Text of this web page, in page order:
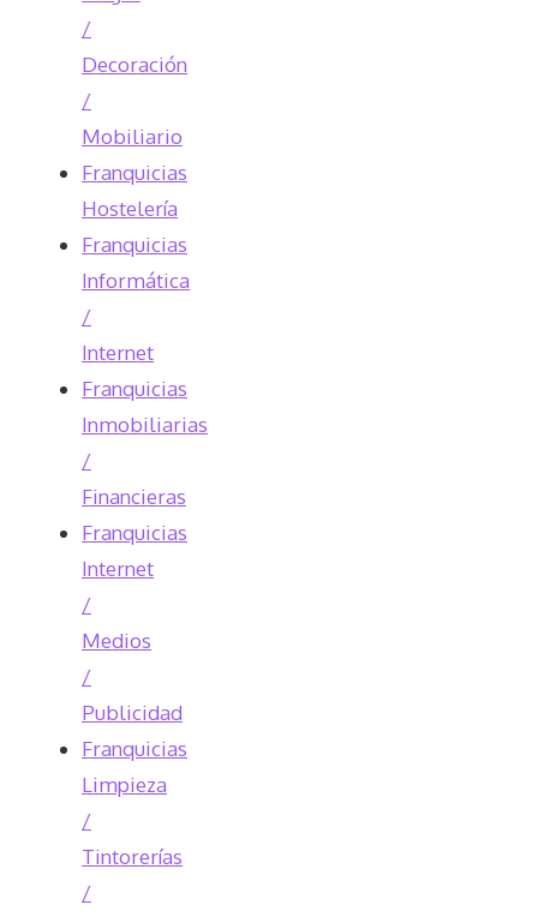
/
Decoración
/
Mobiliario
Franquicias
Hostelería
Franquicias
Informática
/
Internet
Franquicias
Inmobiliarias
/
Financieras
Franquicias
Internet
/
Medios
/
Publicidad
Franquicias
Limpieza
/
Tintorerías
/